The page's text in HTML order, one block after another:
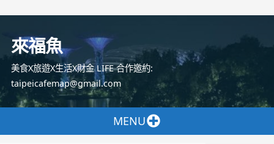
容
來福魚
美食X旅遊X生活X財金 LIFE 合作邀約:
taipeicafemap@gmail.com
MENU